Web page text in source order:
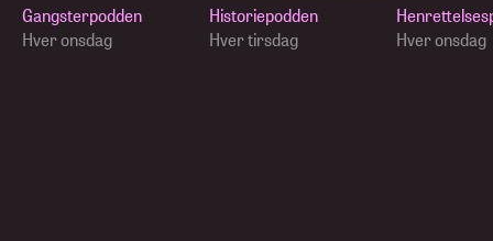
Gangsterpodden
Hver onsdag
Historiepodden
Hver tirsdag
Hver onsdag